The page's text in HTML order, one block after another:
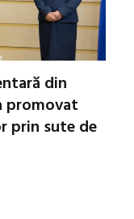
din
promovat
prin sute de